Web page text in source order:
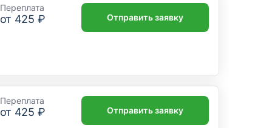
Переплата
от 425 ₽ Отправить заявку
Переплата
от 425 ₽ Отправить заявку